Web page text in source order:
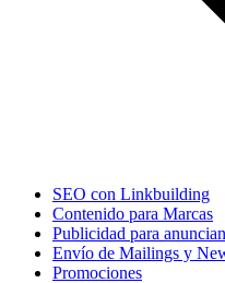
SEO con Linkbuilding
Contenido para Marcas
Publicidad para
Envío de Mailings y
Promociones